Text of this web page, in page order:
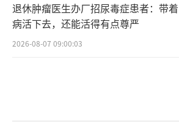
退休肿瘤医生办厂招尿毒症患者：带着
病活下去，还能活得有点尊严
2026-08-07 09:00:03